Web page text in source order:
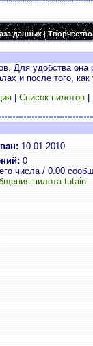
данных|Творчество
Для удобства
и после того,
Список пилотов
10.01.2010
0
числа / 0.00
пилота tutain